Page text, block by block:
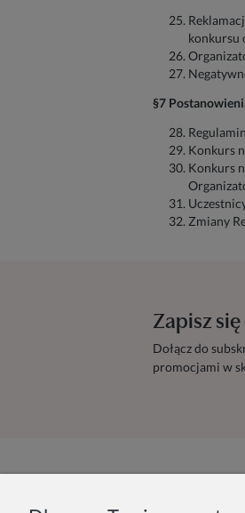
konkursu
§7
Konkurs
Konkurs
Zmiany
Zapisz
Dołącz do
promocjami w